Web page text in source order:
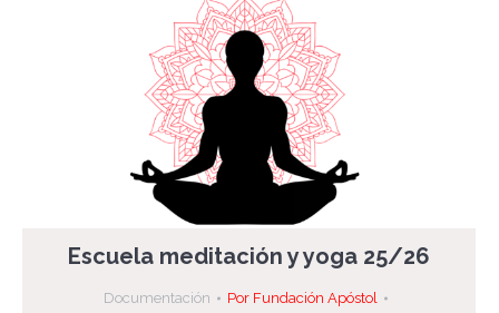
Escuela meditación y yoga 25/26
Documentación Por Fundación Apóstol